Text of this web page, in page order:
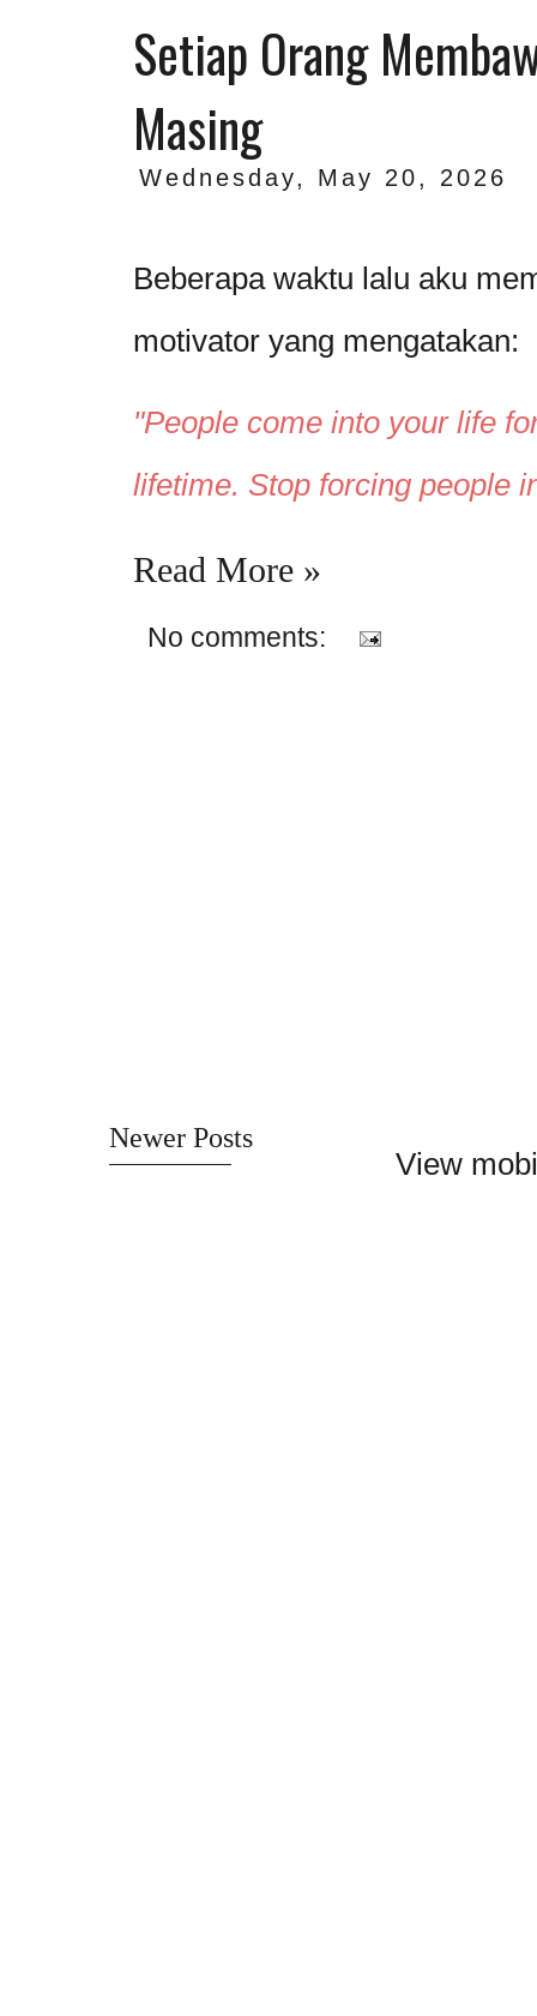
Setiap Orang
Masing
Wednesday, May 20, 2026
Beberapa waktu lalu aku
motivator yang mengatakan:
"People come into your life
lifetime. Stop forcing people
Read More »
No comments:
Newer Posts
View